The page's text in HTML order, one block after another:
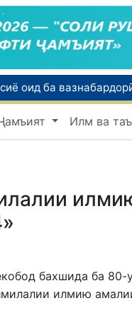
Илм ва
бахшида ба 80-
илмию